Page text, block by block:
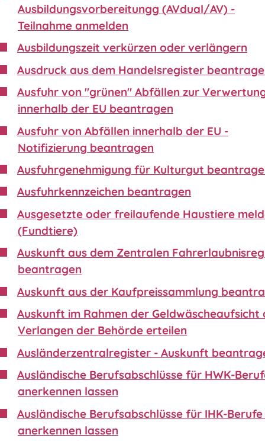
Ausbildungsvorbereitungg (AVdual/AV) -
Teilnahme anmelden
Ausbildungszeit verkürzen oder verlängern
Ausdruck aus dem Handelsregister
Ausfuhr von "grünen" Abfällen zur
innerhalb der EU beantragen
Ausfuhr von Abfällen innerhalb der EU -
Notifizierung beantragen
Ausfuhrgenehmigung für Kulturgut
Ausfuhrkennzeichen beantragen
Ausgesetzte oder freilaufende Haustiere
(Fundtiere)
Auskunft aus dem Zentralen
beantragen
Auskunft aus der Kaufpreissammlung
Auskunft im Rahmen der Geldwäscheaufsicht
Verlangen der Behörde erteilen
Ausländerzentralregister - Auskunft
Ausländische Berufsabschlüsse für HWK-
anerkennen lassen
Ausländische Berufsabschlüsse für IHK-Berufe
anerkennen lassen